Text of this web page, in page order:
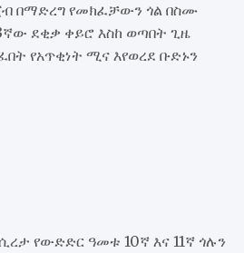
በማድረግ የመክፈቻውን ጎል በስሙ
ደቂቃ ቀይሮ እስከ ወጣበት ጊዜ
የአጥቂነት ሚና እየወረደ ቡድኑን
የውድድር ዓመቱ 10ኛ እና 11ኛ ጎሉን